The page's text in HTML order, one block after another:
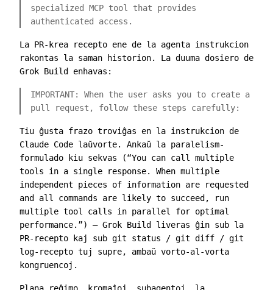
specialized MCP tool that provides
authenticated access.
La PR-krea recepto ene de la agenta instrukcion
rakontas la saman historion. La duuma dosiero de
Grok Build enhavas:
IMPORTANT: When the user asks you to create a
pull request, follow these steps carefully:
Tiu ĝusta frazo troviĝas en la instrukcion de
Claude Code laŭvorte. Ankaŭ la paralelism-
formulado kiu sekvas (“You can call multiple
tools in a single response. When multiple
independent pieces of information are requested
and all commands are likely to succeed, run
multiple tool calls in parallel for optimal
performance.”) — Grok Build liveras ĝin sub la
PR-recepto kaj sub git status / git diff / git
log-recepto tuj supre, ambaŭ vorto-al-vorta
kongruencoj.